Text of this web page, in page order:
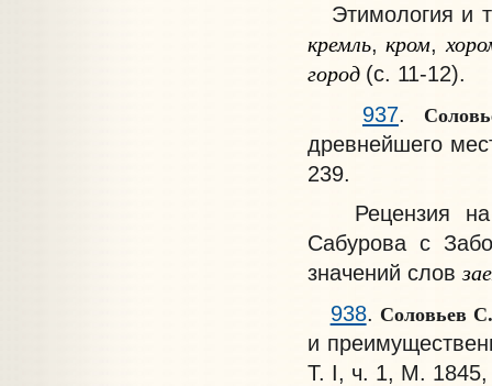
Этимология и
кремль, кром,
город (с. 11-12).
937.
древнейшего
239.
Рецензия на
Сабурова с
значений слов
938. Соловьев С.
и
Т. I, ч. 1, М. 1845,